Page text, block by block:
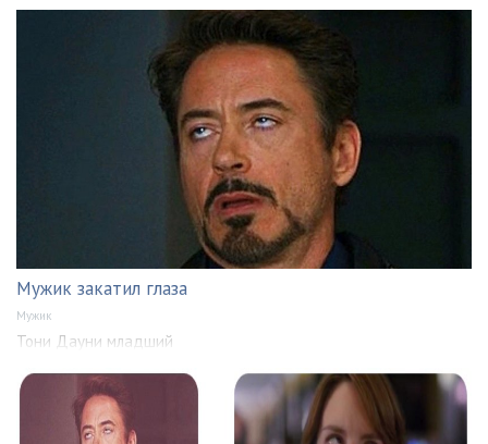
Мужик закатил глаза
Мужик
Тони Дауни младший